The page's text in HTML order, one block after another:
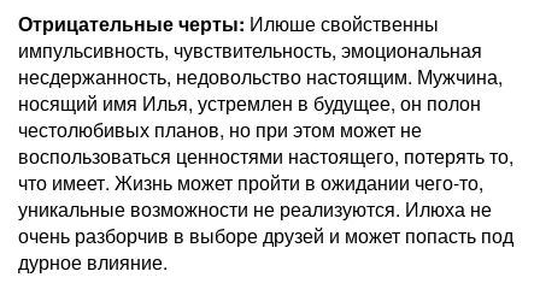
Отрицательные черты: Илюше свойственны
импульсивность, чувствительность, эмоциональная
несдержанность, недовольство настоящим. Мужчина,
носящий имя Илья, устремлен в будущее, он полон
честолюбивых планов, но при этом может не
воспользоваться ценностями настоящего, потерять то,
что имеет. Жизнь может пройти в ожидании чего-то,
уникальные возможности не реализуются. Илюха не
очень разборчив в выборе друзей и может попасть под
дурное влияние.